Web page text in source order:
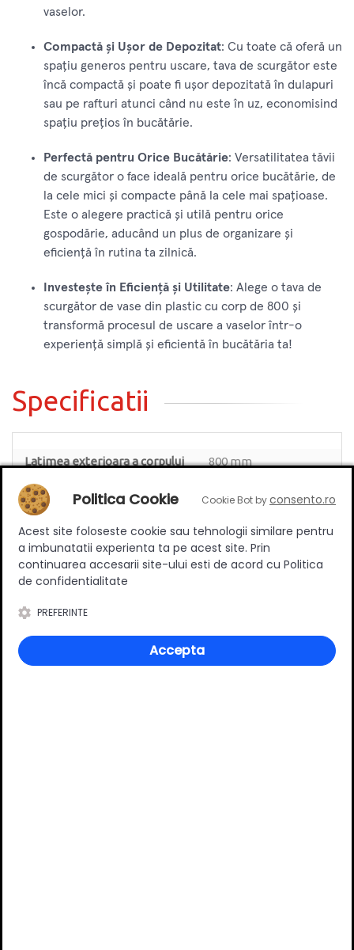
vaselor.
Compactă și Ușor de Depozitat: Cu toate că oferă un
spațiu generos pentru uscare, tava de scurgător este
încă compactă și poate fi ușor depozitată în dulapuri
sau pe rafturi atunci când nu este în uz, economisind
spațiu prețios în bucătărie.
Perfectă pentru Orice Bucătărie: Versatilitatea tăvii
de scurgător o face ideală pentru orice bucătărie, de
la cele mici și compacte până la cele mai spațioase.
Este o alegere practică și utilă pentru orice
gospodărie, aducând un plus de organizare și
eficiență în rutina ta zilnică.
Investește în Eficiență și Utilitate: Alege o tava de
scurgător de vase din plastic cu corp de 800 și
transformă procesul de uscare a vaselor într-o
experiență simplă și eficientă în bucătăria ta!
Specificatii
Latimea exterioara a corpului
800 mm
Adancime
240 mm
Latime scurgator
764 mm
Montare
In corp pe lateral
Material
Culoare
Politica Cookie Cookie Bot byconsento.ro
Acest site foloseste cookie sau tehnologii similare pentru
a imbunatatii experienta ta pe acest site. Prin
continuarea accesarii site-ului esti de acord cu Politica
de confidentialitate
PREFERINTE
Accepta